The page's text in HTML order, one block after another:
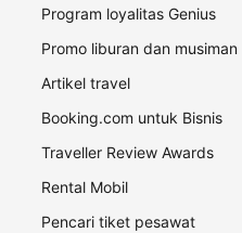
Program loyalitas Genius
Promo liburan dan musiman
Artikel travel
Booking.com untuk Bisnis
Traveller Review Awards
Rental Mobil
Pencari tiket pesawat